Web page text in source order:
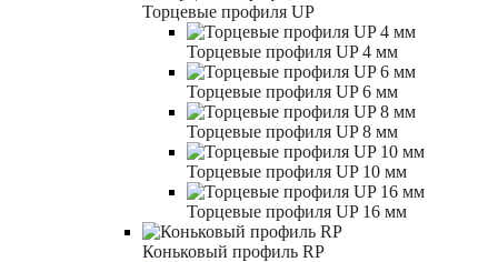
Торцевые профиля UP
Торцевые профиля UP 4 мм
Торцевые профиля UP 6 мм
Торцевые профиля UP 8 мм
Торцевые профиля UP 10 мм
Торцевые профиля UP 16 мм
Коньковый профиль RP